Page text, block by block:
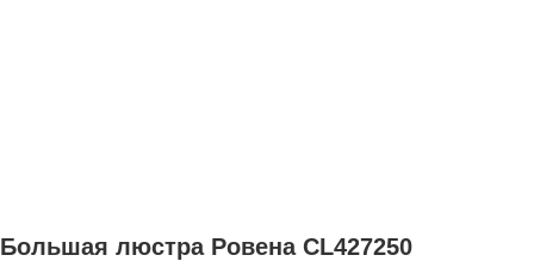
Большая люстра Ровена CL427250